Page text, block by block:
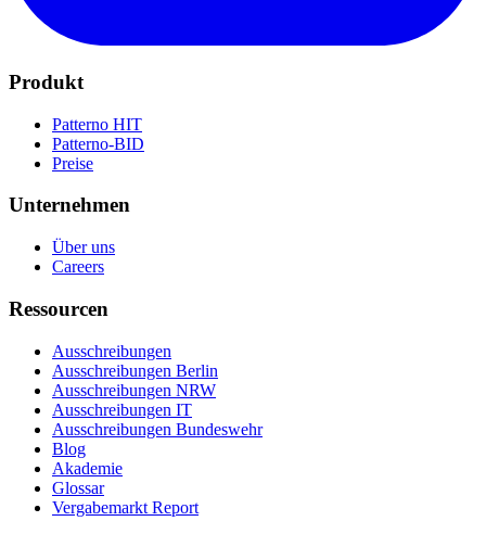
Produkt
Patterno HIT
Patterno-BID
Preise
Unternehmen
Über uns
Careers
Ressourcen
Ausschreibungen
Ausschreibungen Berlin
Ausschreibungen NRW
Ausschreibungen IT
Ausschreibungen Bundeswehr
Blog
Akademie
Glossar
Vergabemarkt Report